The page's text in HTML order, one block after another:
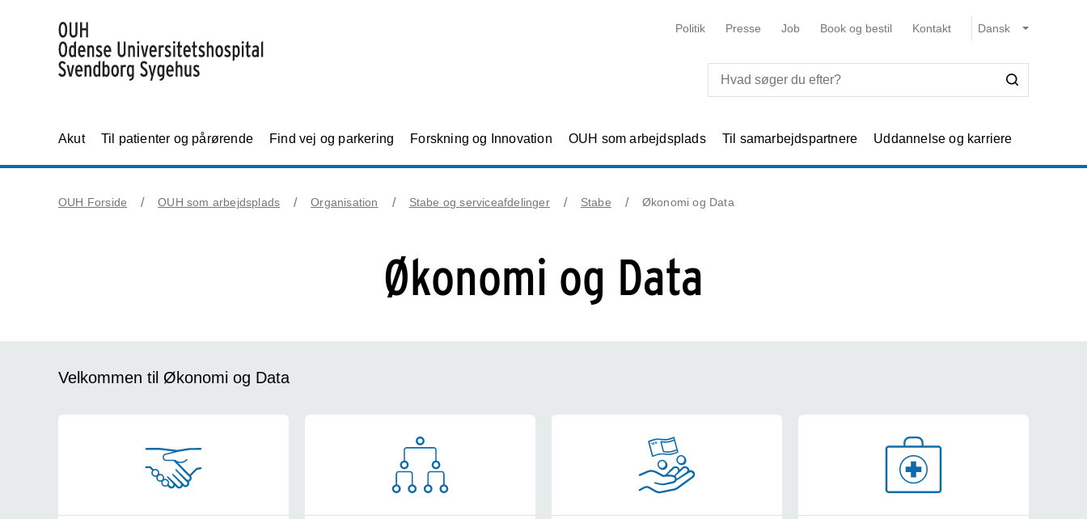
Politik Presse Job Book og bestil Kontakt
Akut Til patienter og pårørende Find vej og parkering Forskning og Innovation OUH som arbejdsplads Til samarbejdspartnere Uddannelse og karriere
OUH Forside OUH som arbejdsplads Organisation Stabe og serviceafdelinger Stabe Økonomi og Data
Økonomi og Data
Velkommen til Økonomi og Data